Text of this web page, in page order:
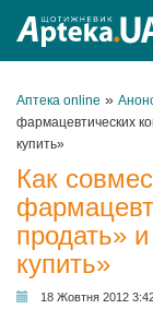
Аптека online »
фармацевтических
купить»
Как
продать»
купить»
18 Жовтня 2012